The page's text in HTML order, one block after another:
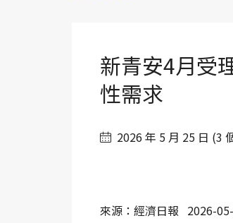
新青安4月受
性需求
2026 年 5 月 25 日 (3
來源：經濟日報 2026-